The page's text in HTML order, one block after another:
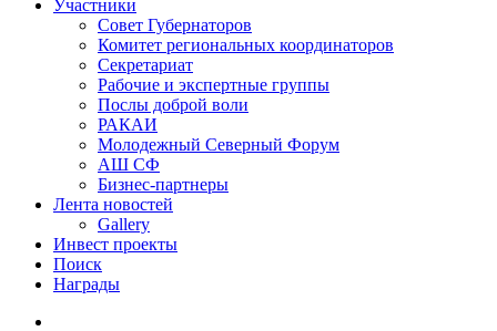
Участники
Совет Губернаторов
Комитет региональных координаторов
Секретариат
Рабочие и экспертные группы
Послы доброй воли
РАКАИ
Молодежный Северный Форум
АШ СФ
Бизнес-партнеры
Лента новостей
Gallery
Инвест проекты
Поиск
Награды